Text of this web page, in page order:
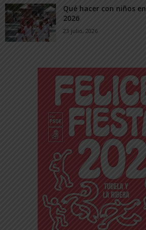
Qué hacer con niños
2026
23 julio, 2026